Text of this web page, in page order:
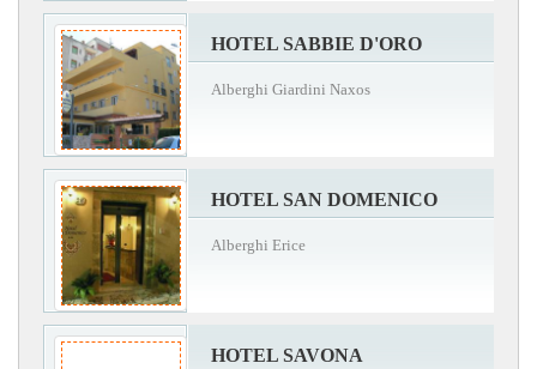
HOTEL SABBIE D'ORO
Alberghi Giardini Naxos
HOTEL SAN DOMENICO
Alberghi Erice
HOTEL SAVONA